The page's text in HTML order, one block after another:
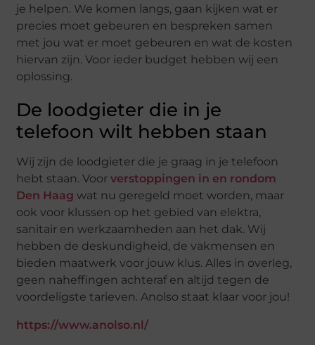
je helpen. We komen langs, gaan kijken wat er
precies moet gebeuren en bespreken samen
met jou wat er moet gebeuren en wat de kosten
hiervan zijn. Voor ieder budget hebben wij een
oplossing.
De loodgieter die in je
telefoon wilt hebben staan
Wij zijn de loodgieter die je graag in je telefoon
hebt staan. Voorverstoppingen in en rondom
Den Haag wat nu geregeld moet worden, maar
ook voor klussen op het gebied van elektra,
sanitair en werkzaamheden aan het dak. Wij
hebben de deskundigheid, de vakmensen en
bieden maatwerk voor jouw klus. Alles in overleg,
geen naheffingen achteraf en altijd tegen de
voordeligste tarieven. Anolso staat klaar voor jou!
https://www.anolso.nl/